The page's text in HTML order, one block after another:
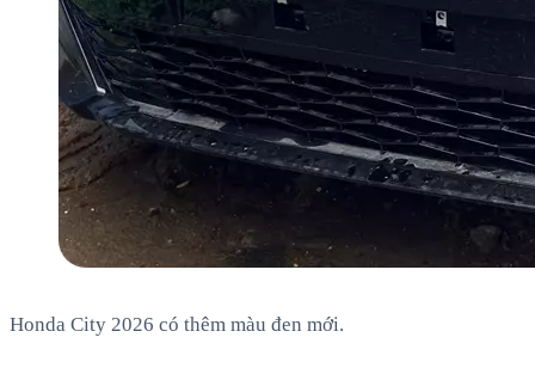
Honda City 2026 có thêm màu đen mới.